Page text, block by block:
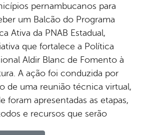
pernambucanos para
um Balcão do Programa
Ativa da PNAB Estadual,
que fortalece a Política
Aldir Blanc de Fomento à
A ação foi conduzida por
de uma reunião técnica virtual,
foram apresentadas as etapas,
e recursos que serão